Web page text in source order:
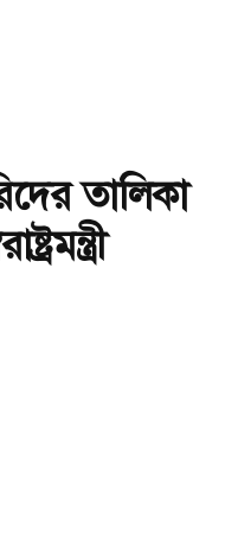
তালিকা